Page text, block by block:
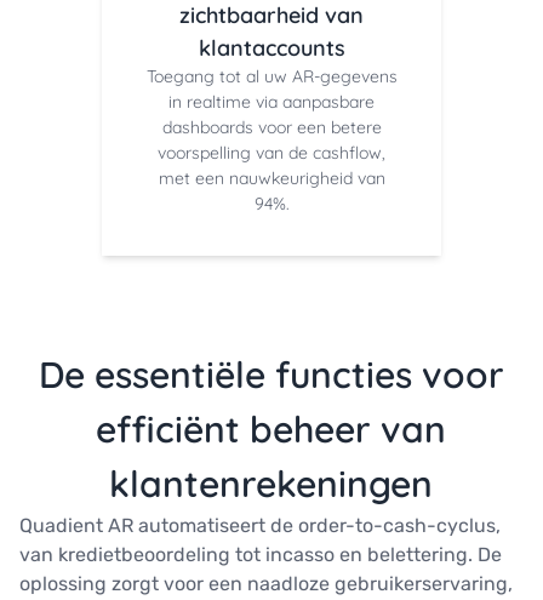
zichtbaarheid van
klantaccounts
Toegang tot al uw AR-gegevens
in realtime via aanpasbare
dashboards voor een betere
voorspelling van de cashflow,
met een nauwkeurigheid van
94%.
De essentiële functies voor
efficiënt beheer van
klantenrekeningen
Quadient AR automatiseert de order-to-cash-cyclus,
van kredietbeoordeling tot incasso en belettering. De
oplossing zorgt voor een naadloze gebruikerservaring,